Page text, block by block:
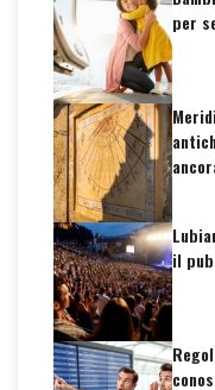
per
il